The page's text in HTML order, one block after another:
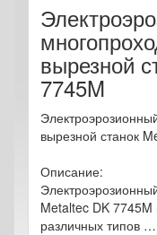
вырезной
7745M
вырезной станок
Описание:
Metaltec DK 7745M
различных типов …